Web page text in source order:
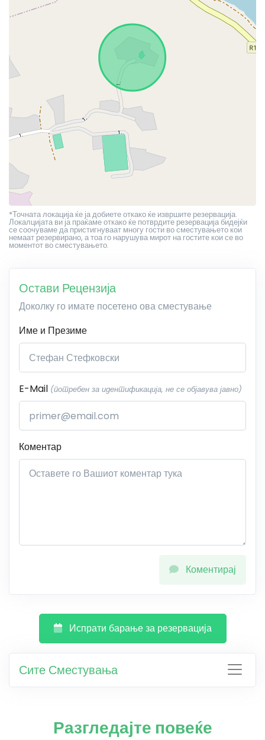
*Точната локација ќе ја добиете откако ќе извршите резервација.
Локалцијата ви ја праќаме откако ќе потврдите резервација бидејќи
се соочуваме да пристигнуваат многу гости во сместувањето кои
немаат резервирано, а тоа го нарушува мирот на гостите кои се во
моментот во сместувањето.
Остави Рецензија
Доколку го имате посетено ова сместување
Име и Презиме
E-Mail (потребен за идентификација, не се објавува јавно)
Коментар
Коментирај
Испрати барање за резервација
Сите Сместувања
Разгледајте повеќе